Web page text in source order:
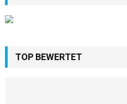
TOP BEWERTET